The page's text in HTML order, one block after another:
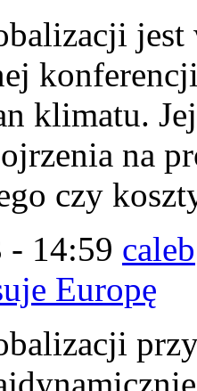
jest
klimatu.
na
czy
- 14:59 caleb
Europę